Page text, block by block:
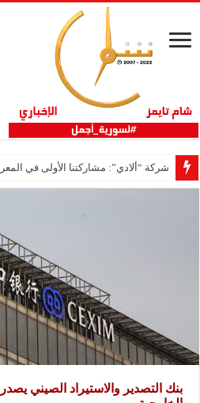
شركة “ألادي”: مشاركتنا الأولى في
بنك التصدير والاستيراد الصيني